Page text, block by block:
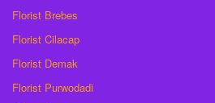
Florist Brebes
Florist Cilacap
Florist Demak
Florist Purwodadi